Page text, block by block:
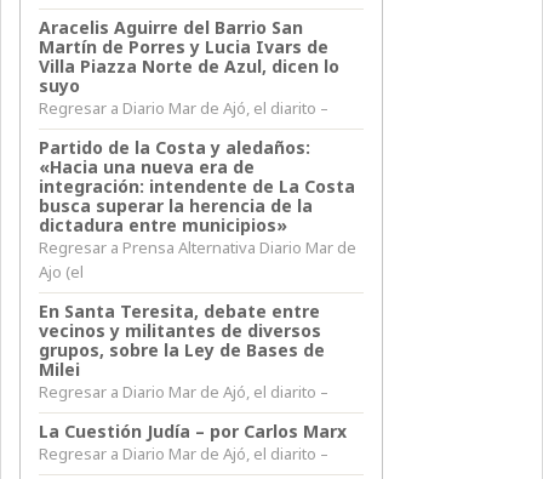
Aracelis Aguirre del Barrio San
Martín de Porres y Lucia Ivars de
Villa Piazza Norte de Azul, dicen lo
suyo
Regresar a Diario Mar de Ajó, el diarito –
Partido de la Costa y aledaños:
«Hacia una nueva era de
integración: intendente de La Costa
busca superar la herencia de la
dictadura entre municipios»
Regresar a Prensa Alternativa Diario Mar de
Ajo (el
En Santa Teresita, debate entre
vecinos y militantes de diversos
grupos, sobre la Ley de Bases de
Milei
Regresar a Diario Mar de Ajó, el diarito –
La Cuestión Judía – por Carlos Marx
Regresar a Diario Mar de Ajó, el diarito –